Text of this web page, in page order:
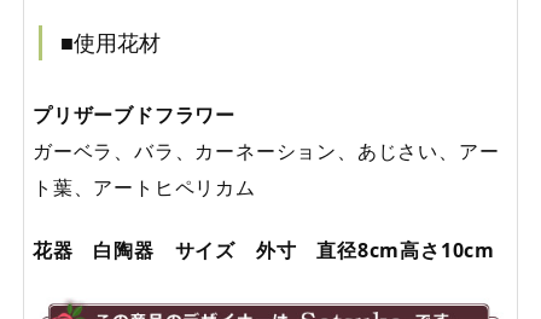
■使用花材
プリザーブドフラワー
ガーベラ、バラ、カーネーション、あじさい、アー
ト葉、アートヒペリカム
花器 白陶器 サイズ 外寸 直径8cm高さ10cm